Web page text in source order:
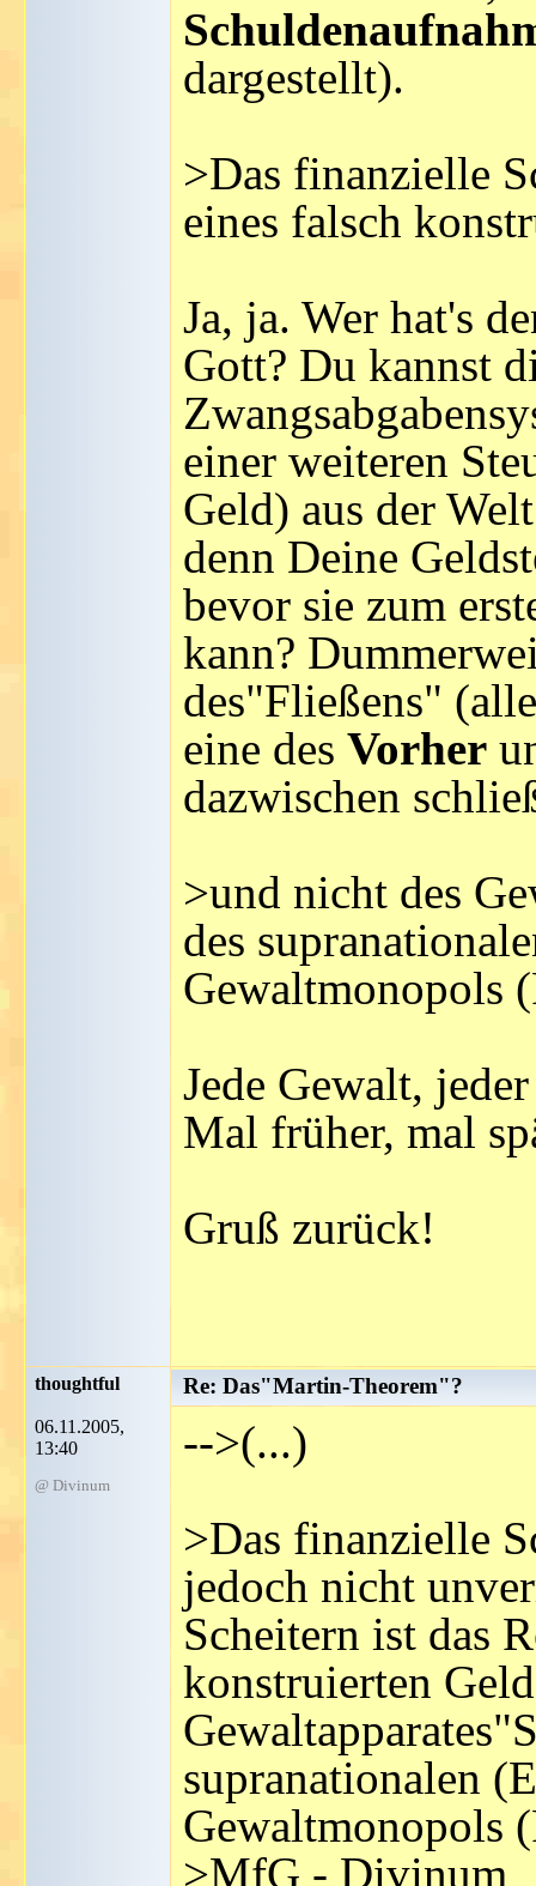
dargestellt).
>Das finanzielle
eines falsch
Ja, ja. Wer hat's
Gott? Du kannst
einer weiteren
Geld) aus der
denn Deine
bevor sie zum
kann?
des"Fließens"
eine des Vorher
dazwischen
>und nicht des
des
Gewaltmonopols
Jede Gewalt,
Mal früher, mal
Gruß zurück!
thoughtful
06.11.2005,
13:40
@ Divinum
Re: Das"Martin-Theorem"?
-->(...)
>Das finanzielle
jedoch nicht
Scheitern ist das
konstruierten
supranationalen
Gewaltmonopols
>MfG - Divinum